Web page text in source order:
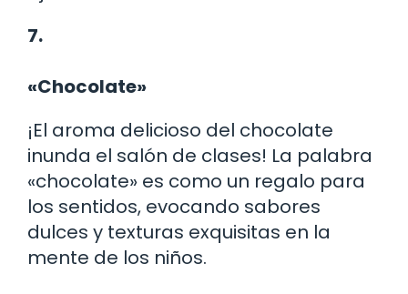
7.
«Chocolate»
¡El aroma delicioso del chocolate
inunda el salón de clases! La palabra
«chocolate» es como un regalo para
los sentidos, evocando sabores
dulces y texturas exquisitas en la
mente de los niños.